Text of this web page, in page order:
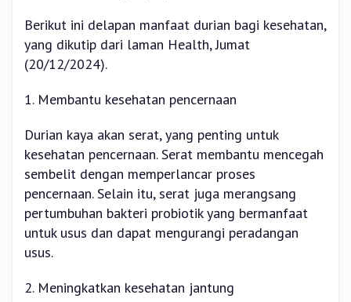
Berikut ini delapan manfaat durian bagi kesehatan,
yang dikutip dari laman Health, Jumat
(20/12/2024).
1. Membantu kesehatan pencernaan
Durian kaya akan serat, yang penting untuk
kesehatan pencernaan. Serat membantu mencegah
sembelit dengan memperlancar proses
pencernaan. Selain itu, serat juga merangsang
pertumbuhan bakteri probiotik yang bermanfaat
untuk usus dan dapat mengurangi peradangan
usus.
2. Meningkatkan kesehatan jantung